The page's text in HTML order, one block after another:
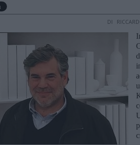
DI